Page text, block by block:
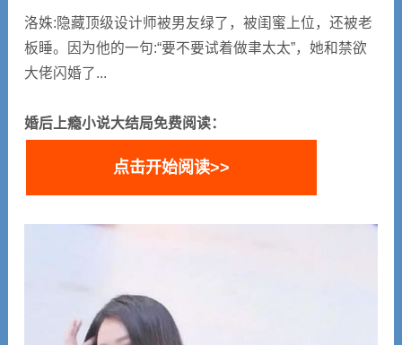
司机端下载
洛姝:隐藏顶级设计师被男友绿了，被闺蜜上位，还被老
板睡。因为他的一句:“要不要试着做聿太太”，她和禁欲
大佬闪婚了...
婚后上瘾小说大结局免费阅读：
点击开始阅读>>